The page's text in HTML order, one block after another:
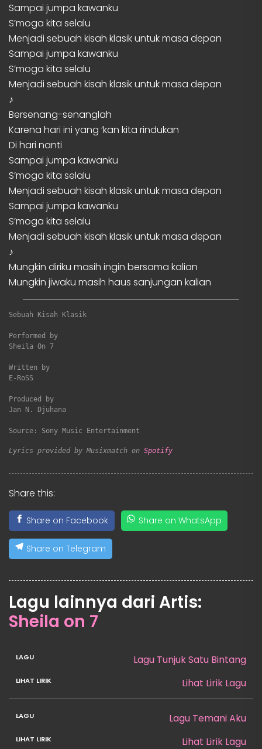
Sampai jumpa kawanku
S’moga kita selalu
Menjadi sebuah kisah klasik untuk masa depan
Sampai jumpa kawanku
S’moga kita selalu
Menjadi sebuah kisah klasik untuk masa depan
♪
Bersenang-senanglah
Karena hari ini yang ‘kan kita rindukan
Di hari nanti
Sampai jumpa kawanku
S’moga kita selalu
Menjadi sebuah kisah klasik untuk masa depan
Sampai jumpa kawanku
S’moga kita selalu
Menjadi sebuah kisah klasik untuk masa depan
♪
Mungkin diriku masih ingin bersama kalian
Mungkin jiwaku masih haus sanjungan kalian
Sebuah Kisah Klasik
Performed by
Sheila On 7
Written by
E-RoSS
Produced by
Jan N. Djuhana
Source: Sony Music Entertainment
Lyrics provided by Musixmatch on Spotify
Share this:
Share on Facebook Share on WhatsApp
Share on Telegram
Lagu lainnya dari Artis:
Sheila on 7
Lagu Tunjuk Satu Bintang
Lihat Lirik Lagu
Lagu Temani Aku
Lihat Lirik Lagu